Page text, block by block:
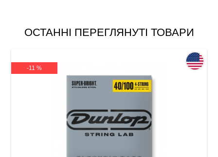
ОСТАННІ ПЕРЕГЛЯНУТІ ТОВАРИ
-11 %